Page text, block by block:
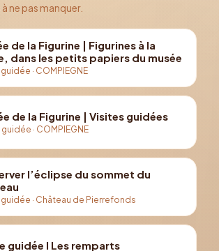
ne pas manquer.
de la Figurine | Figurines à la
dans les petits papiers du musée
· COMPIEGNE
de la Figurine | Visites guidées
guidée · COMPIEGNE
l’éclipse du sommet du
· Château de Pierrefonds
guidée I Les remparts